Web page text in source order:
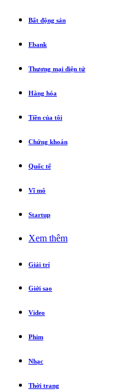
Bất động sản
Ebank
Thương mại điện tử
Hàng hóa
Tiền của tôi
Chứng khoán
Quốc tế
Vĩ mô
Startup
Xem thêm
Giải trí
Giới sao
Video
Phim
Nhạc
Thời trang